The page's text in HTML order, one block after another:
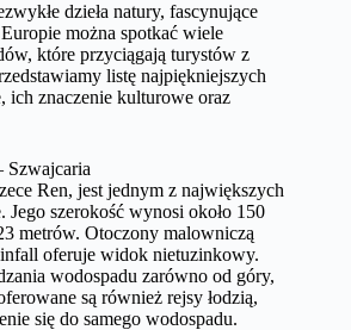
dzieła natury, fascynujące
można spotkać wiele
które przyciągają turystów z
listę najpiękniejszych
ich znaczenie kulturowe oraz
Szwajcaria
Ren, jest jednym z największych
szerokość wynosi około 150
metrów. Otoczony malowniczą
oferuje widok nietuzinkowy.
wodospadu zarówno od góry,
są również rejsy łodzią,
się do samego wodospadu.